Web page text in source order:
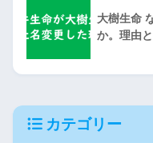
大樹生命
か。理由
カテゴリー